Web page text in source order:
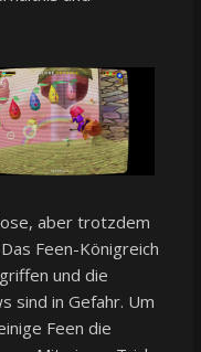
aber trotzdem
Feen-Königreich
und die
sind in Gefahr. Um
Feen die